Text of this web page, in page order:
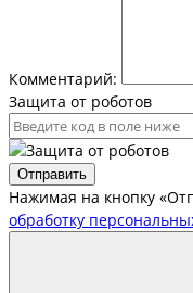
Комментарий:
Защита от роботов
Отправить
Нажимая на кнопку
обработку